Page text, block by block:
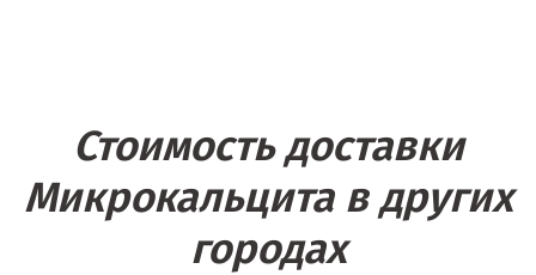
Стоимость доставки
Микрокальцита в других
городах